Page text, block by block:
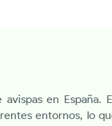
en España.
entornos, lo